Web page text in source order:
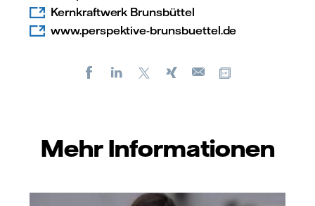
Kernkraftwerk Brunsbüttel
www.perspektive-brunsbuettel.de
FacebookLinkedIn Xing
E-
Mehr Informationen